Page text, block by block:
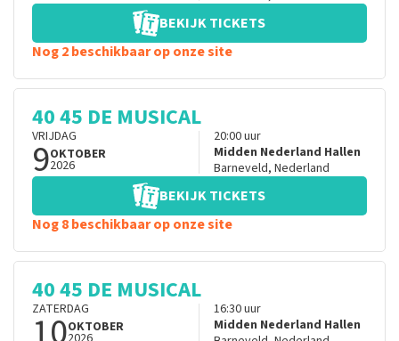
BEKIJK TICKETS
Nog 2 beschikbaar op onze site
40 45 DE MUSICAL
VRIJDAG
9OKTOBER
2026
20:00uur
Midden Nederland Hallen
Barneveld, Nederland
BEKIJK TICKETS
Nog 8 beschikbaar op onze site
40 45 DE MUSICAL
ZATERDAG
OKTOBER
16:30uur
Midden Nederland Hallen